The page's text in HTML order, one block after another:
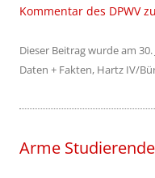
Kommentar des DPWV
Dieser Beitrag wurde am 30.
Daten + Fakten, Hartz IV/
Arme Studierende